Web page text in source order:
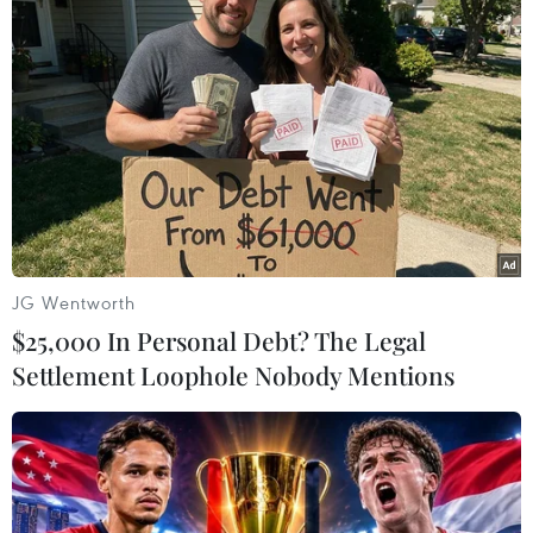
Theo dõi VietnamPlus
TIN LIÊN QUAN
JG Wentworth
$25,000 In Personal Debt? The Legal
Settlement Loophole Nobody Mentions